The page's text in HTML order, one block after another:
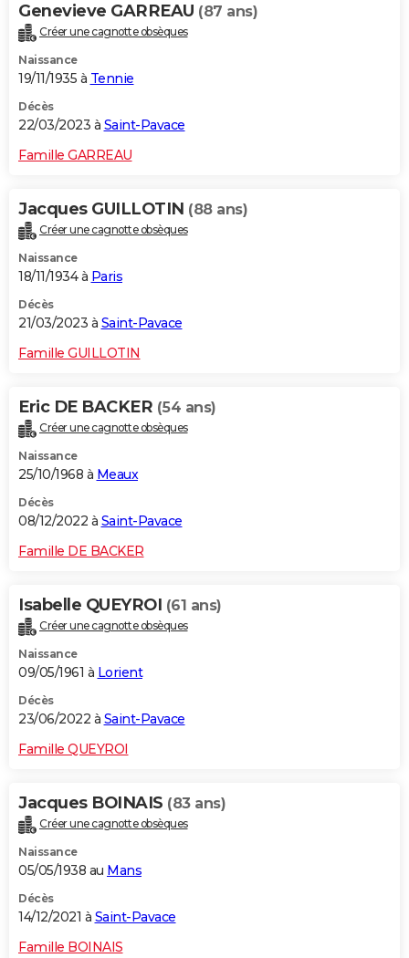
Genevieve GARREAU (87 ans)
Créer une cagnotte obsèques
Naissance
19/11/1935 à Tennie
Décès
22/03/2023 à Saint-Pavace
Famille GARREAU
Jacques GUILLOTIN (88 ans)
Créer une cagnotte obsèques
Naissance
18/11/1934 à Paris
Décès
21/03/2023 à Saint-Pavace
Famille GUILLOTIN
Eric DE BACKER (54 ans)
Créer une cagnotte obsèques
Naissance
25/10/1968 à Meaux
Décès
08/12/2022 à Saint-Pavace
Famille DE BACKER
Isabelle QUEYROI (61 ans)
Créer une cagnotte obsèques
Naissance
09/05/1961 à Lorient
Décès
23/06/2022 à Saint-Pavace
Famille QUEYROI
Jacques BOINAIS (83 ans)
Créer une cagnotte obsèques
Naissance
05/05/1938 au Mans
Décès
14/12/2021 à Saint-Pavace
Famille BOINAIS